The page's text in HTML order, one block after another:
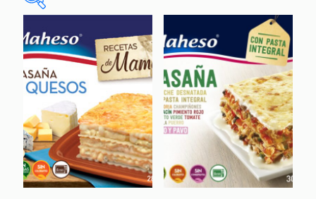
Sin categorizar(0)
CELIACOS (3)
(185)
HORECA
(242)
PANADERÍA Y
PASTELERÍA(48)
NOVEDADES(13)